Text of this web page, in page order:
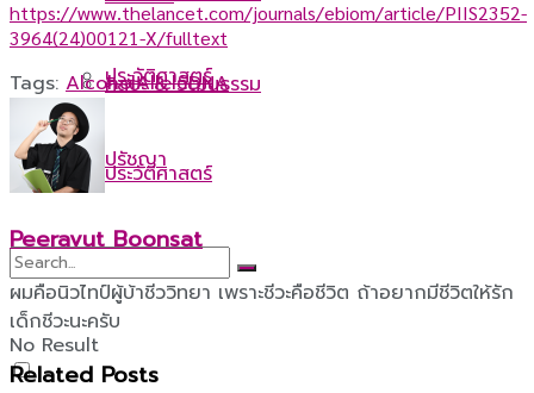
ศิลปะ & วัฒนธรรม
ประวัติศาสตร์
ประวัติศาสตร์
ปรัชญา
No Result
https://www.thelancet.com/journals/ebiom/article/PIIS2352-
3964(24)00121-X/fulltext
Tags: AlcoholAlleleDNA
Peeravut Boonsat
ผมคือนิวไทป์ผู้บ้าชีววิทยา เพราะชีวะคือชีวิต ถ้าอยากมีชีวิตให้รัก
เด็กชีวะนะครับ
Related Posts